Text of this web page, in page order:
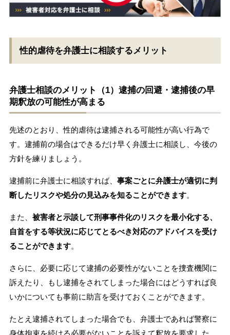
性的虐待を弁護士に相談するメリット
弁護士相談のメリット（1）逮捕の回避・逮捕後の早
期釈放の可能性が高まる
先述のとおり、性的虐待は逮捕される可能性が高い行為で
す。逮捕前の場合はできるだけ早く弁護士に相談し、今後の
方針を練りましょう。
逮捕前に弁護士に相談すれば、 事案ごとに弁護士が適切に判
断したリスクや処分の見込みを知ることができます。
また、 被害者と示談して刑事事件化のリスクを最小化する、
自首をする等状況に応じてとるべき対応のアドバイスを受け
ることができます。
さらに、必要に応じて逮捕の必要性がないことを捜査機関に
訴えたり、もし逮捕をされてしまった場合にはどうすれば良
いかについても事前に助言を受けておくことができます。
たとえ逮捕されてしまった場合でも、弁護士であれば警察に